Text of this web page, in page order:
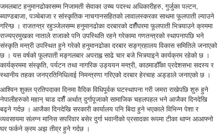
जमलबाट हनुमानढोकासम्म निजामती सेवाका उच्च पदस्थ अधिकारीहरु, गुर्जुका पल्टन,
ब्याण्डबाजा, पञ्चेबाजा र सांस्कृतिक नाचगानसहितको लावालस्करका साथमा फूलपाती ल्याउने
गरिन्छ । राजतन्त्र रहुञ्जेलसम्म हनुमानढोका दरबारको दशैँघरमा फूलपाती भित्र्याउने क्रममा
राज्यप्रमुखका नाताले राजाको पनि उपस्थिति रहने गरेकामा गणतन्त्रको स्थापनापछि भने
संस्कृति मन्त्री उपस्थित हुने गरेको हनुमानढोका दरबार सङ्ग्रहालय विकास समितिले जनाएको
छ । यस वर्षको फूलपाती मङ्गलबार अपराह्न साढे चार बजे भित्र्याइने कार्यक्रम रहेको छ ।
कार्यक्रममा संस्कृति, पर्यटन तथा नागरिक उड्ययन मन्त्री, काठमाडौँका प्रदेशसभा सदस्य र
स्थानीय तहका जनप्रतिनिधिलाई निमन्त्रणा गरिएको दरबार हेरचाह अड्डाले जनाएको छ ।
आश्विन शुक्ल प्रतिपदाका दिनमा वैदिक विधिपूर्वक घटस्थापना गरी जमरा राखेपछि शुरु हुने
नेपालीहरुको महान् चाड दशैँ अर्थात् दुर्गापूजाको सामाजिक चहलपहल भने आजैका दिनदेखि
बढ्ने गर्दछ । आजैका दिनदेखि सरकारी कार्यालय पनि बिदा हुने भएकाले विभिन्न पेशा र
व्यवसायमा संलग्न मानिस सपरिवार बसेर दुर्गा भवानीको प्रसादका रूपमा टीका थाप्न आआफ्नो
घर फर्कने क्रम अझ तीव्र हुने गर्दछ ।